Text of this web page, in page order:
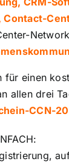
Contact-
für einen
allen drei
CCN-